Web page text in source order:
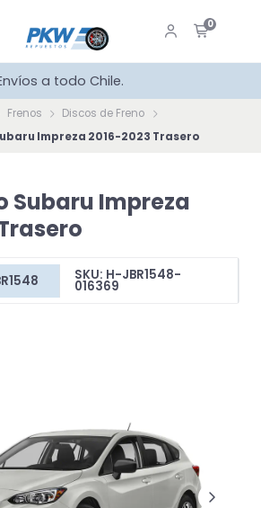
0
a todo Chile.
Frenos
Discos de Freno
Impreza 2016-2023 Trasero
Subaru Impreza
SKU: H-JBR1548-
016369